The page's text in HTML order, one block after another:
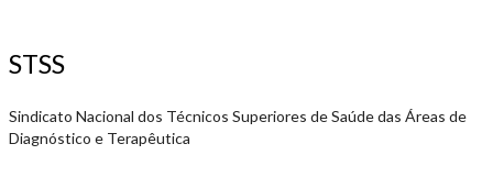
STSS
Sindicato Nacional dos Técnicos Superiores de Saúde das Áreas de
Diagnóstico e Terapêutica